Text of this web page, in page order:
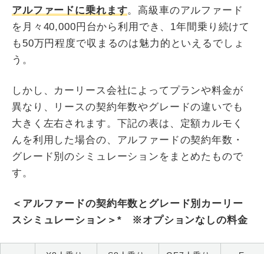
アルファードに乗れます。高級車のアルファード
を月々40,000円台から利用でき、1年間乗り続けて
も50万円程度で収まるのは魅力的といえるでしょ
う。
しかし、カーリース会社によってプランや料金が
異なり、リースの契約年数やグレードの違いでも
大きく左右されます。下記の表は、定額カルモく
んを利用した場合の、アルファードの契約年数・
グレード別のシミュレーションをまとめたもので
す。
＜アルファードの契約年数とグレード別カーリー
スシミュレーション＞* ※オプションなしの料金